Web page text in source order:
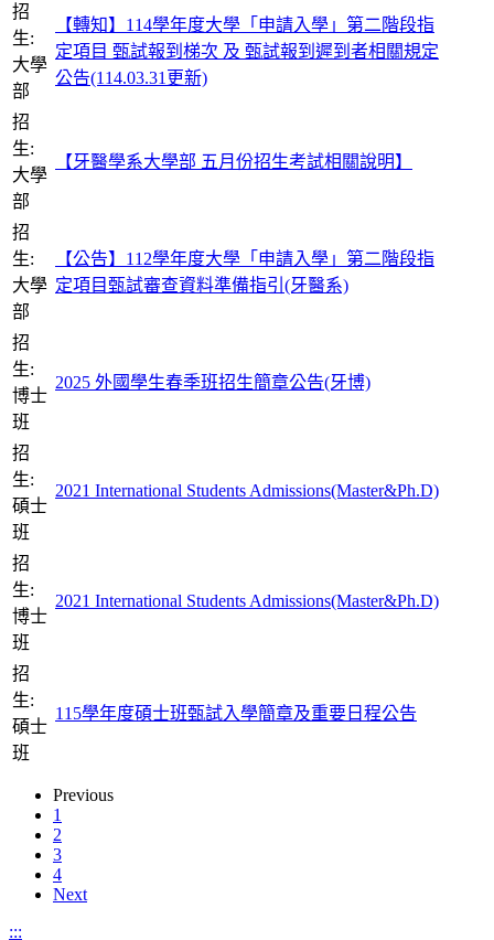
招
生:
大學
部
【轉知】114學年度大學「申請入學」第二階段指
定項目 甄試報到梯次 及 甄試報到遲到者相關規定
公告(114.03.31更新)
招
生:
大學
部
【牙醫學系大學部 五月份招生考試相關說明】
招
生:
大學
部
【公告】112學年度大學「申請入學」第二階段指
定項目甄試審查資料準備指引(牙醫系)
招
生:
博士
班
2025 外國學生春季班招生簡章公告(牙博)
招
生:
碩士
班
2021 International Students Admissions(Master&Ph.D)
招
生:
博士
班
2021 International Students Admissions(Master&Ph.D)
招
生:
碩士
班
115學年度碩士班甄試入學簡章及重要日程公告
Previous
1
2
3
4
Next
:::